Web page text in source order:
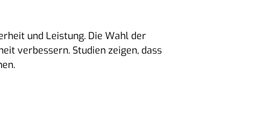
und Leistung. Die Wahl der
verbessern. Studien zeigen, dass